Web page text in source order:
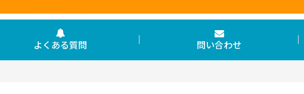
よくある質問 問い合わせ